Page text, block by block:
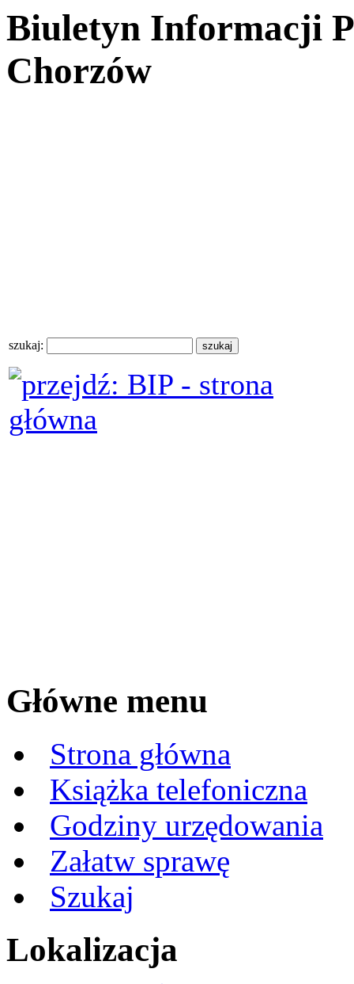
Biuletyn Informacji
Chorzów
szukaj:
Główne menu
Strona główna
Książka telefoniczna
Godziny urzędowania
Załatw sprawę
Szukaj
Lokalizacja